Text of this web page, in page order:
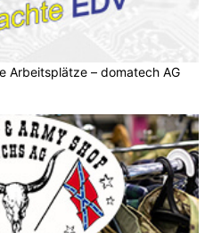
Arbeitsplätze – domatech AG
Ihr Fachgeschäft für Army-